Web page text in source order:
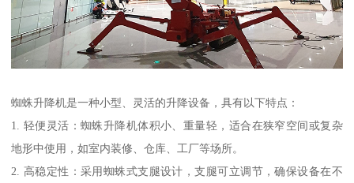
蜘蛛升降机是一种小型、灵活的升降设备，具有以下特点：
1. 轻便灵活：蜘蛛升降机体积小、重量轻，适合在狭窄空间或复杂
地形中使用，如室内装修、仓库、工厂等场所。
2. 高稳定性：采用蜘蛛式支腿设计，支腿可立调节，确保设备在不